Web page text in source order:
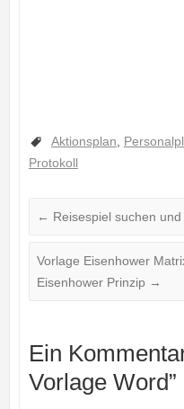
Aktionsplan,
Protokoll
← Reisespiel suchen
Vorlage Eisenhower
Eisenhower Prinzip →
Ein
Vorlage Word”